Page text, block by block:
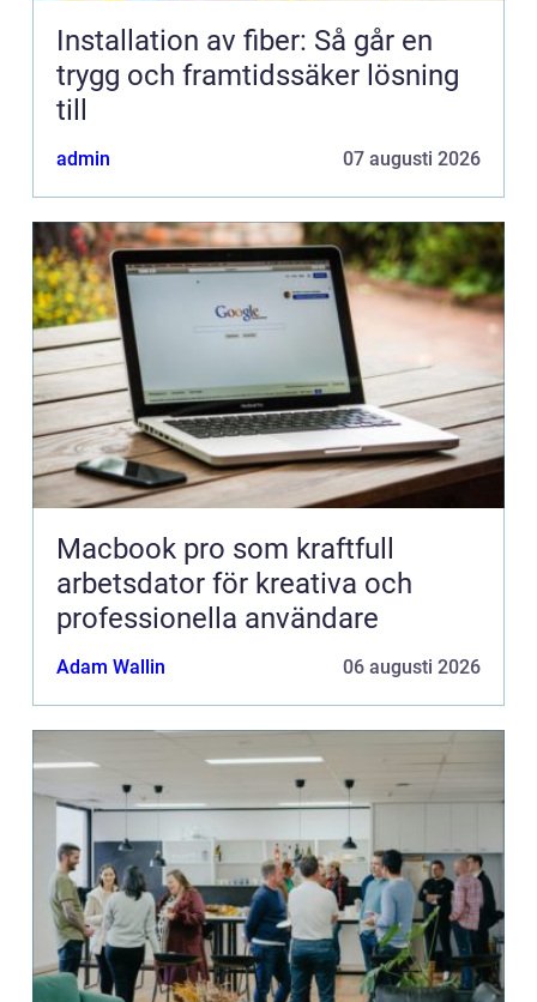
Installation av fiber: Så går en
trygg och framtidssäker lösning
till
admin 07 augusti 2026
Macbook pro som kraftfull
arbetsdator för kreativa och
professionella användare
Adam Wallin 06 augusti 2026